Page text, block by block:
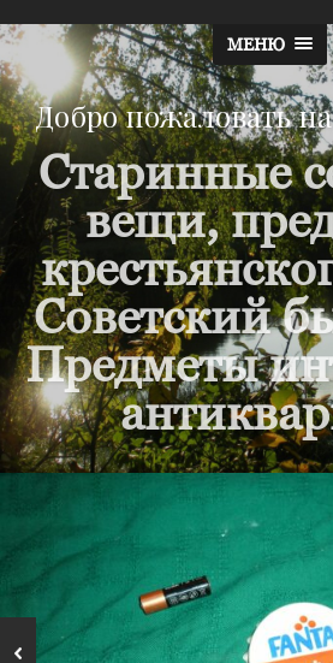
МЕНЮ
Добро пожаловать
Старинные
вещи,
Советский
Предметы